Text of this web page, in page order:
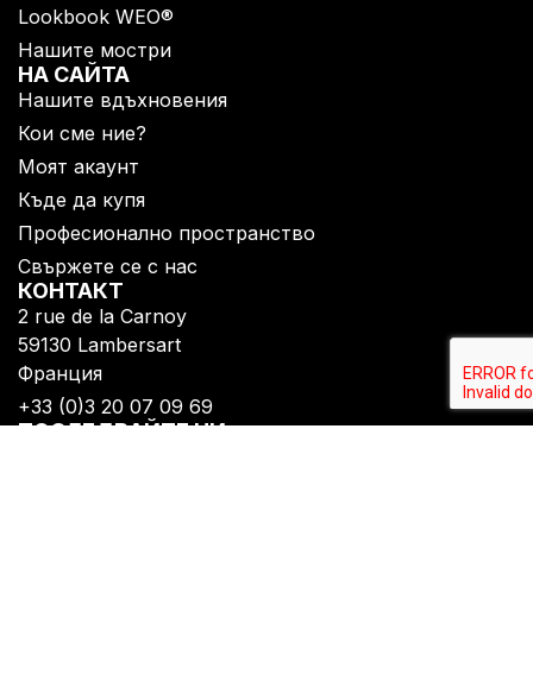
Lookbook WEO®
Нашите мостри
НА САЙТА
Нашите вдъхновения
Кои сме ние?
Моят акаунт
Къде да купя
Професионално пространство
Свържете се с нас
КОНТАКТ
2 rue de la Carnoy
59130 Lambersart​
Франция
+33 (0)3 20 07 09 69​
ПОСЛЕДВАЙТЕ НИ